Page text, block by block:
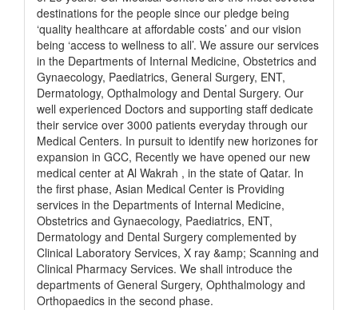
destinations for the people since our pledge being
‘quality healthcare at affordable costs’ and our vision
being ‘access to wellness to all’. We assure our services
in the Departments of Internal Medicine, Obstetrics and
Gynaecology, Paediatrics, General Surgery, ENT,
Dermatology, Opthalmology and Dental Surgery. Our
well experienced Doctors and supporting staff dedicate
their service over 3000 patients everyday through our
Medical Centers. In pursuit to identify new horizones for
expansion in GCC, Recently we have opened our new
medical center at Al Wakrah , in the state of Qatar. In
the first phase, Asian Medical Center is Providing
services in the Departments of Internal Medicine,
Obstetrics and Gynaecology, Paediatrics, ENT,
Dermatology and Dental Surgery complemented by
Clinical Laboratory Services, X ray &amp; Scanning and
Clinical Pharmacy Services. We shall introduce the
departments of General Surgery, Ophthalmology and
Orthopaedics in the second phase.